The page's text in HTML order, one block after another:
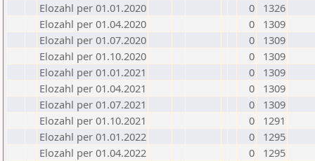
Elozahl per 01.01.2020
0
1326
Elozahl per 01.04.2020
0
1309
Elozahl per 01.07.2020
0
1309
Elozahl per 01.10.2020
0
1309
Elozahl per 01.01.2021
0
1309
Elozahl per 01.04.2021
0
1309
Elozahl per 01.07.2021
0
1309
Elozahl per 01.10.2021
0
1291
Elozahl per 01.01.2022
0
1295
Elozahl per 01.04.2022
0
1295